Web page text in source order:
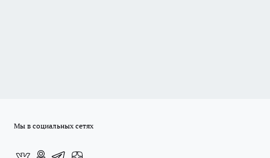
Мы в социальных сетях